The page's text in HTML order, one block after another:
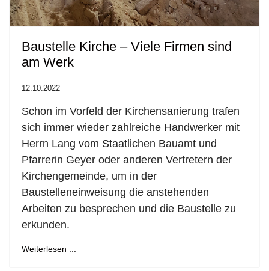
Baustelle Kirche – Viele Firmen sind
am Werk
12.10.2022
Schon im Vorfeld der Kirchensanierung trafen
sich immer wieder zahlreiche Handwerker mit
Herrn Lang vom Staatlichen Bauamt und
Pfarrerin Geyer oder anderen Vertretern der
Kirchengemeinde, um in der
Baustelleneinweisung die anstehenden
Arbeiten zu besprechen und die Baustelle zu
erkunden.
Weiterlesen ...